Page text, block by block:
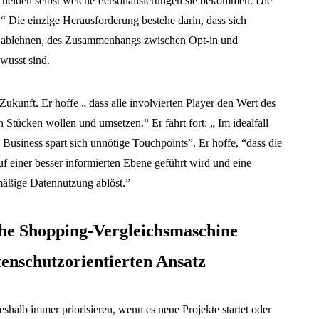
Die einzige Herausforderung bestehe darin, dass sich
des Zusammenhangs zwischen Opt-in und
sind.
Er hoffe „ dass alle involvierten Player den Wert des
Stücken wollen und umsetzen.“ Er fährt fort: „ Im idealfall
spart sich unnötige Touchpoints”. Er hoffe, “dass die
einer besser informierten Ebene geführt wird und eine
Datennutzung ablöst.”
Shopping-Vergleichsmaschine
Ansatz
immer priorisieren, wenn es neue Projekte startet oder